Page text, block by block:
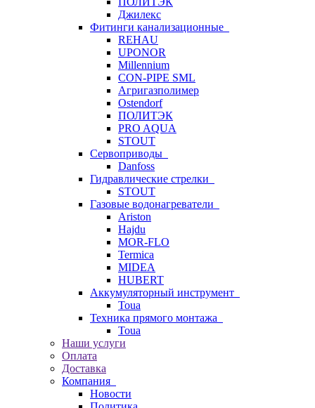
Джилекс
Фитинги канализационные
REHAU
UPONOR
Millennium
CON-PIPE SML
Агригазполимер
Ostendorf
ПОЛИТЭК
PRO AQUA
STOUT
Сервоприводы
Danfoss
Гидравлические стрелки
STOUT
Газовые водонагреватели
Ariston
Hajdu
MOR-FLO
Termica
MIDEA
HUBERT
Аккумуляторный инструмент
Toua
Техника прямого монтажа
Toua
Наши услуги
Оплата
Доставка
Компания
Новости